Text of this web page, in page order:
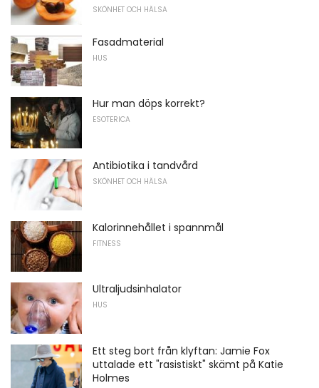
SKÖNHET OCH HÄLSA
Fasadmaterial
HUS
Hur man döps korrekt?
ESOTERICA
Antibiotika i tandvård
SKÖNHET OCH HÄLSA
Kalorinnehållet i spannmål
FITNESS
Ultraljudsinhalator
HUS
Ett steg bort från klyftan: Jamie Fox
uttalade ett "rasistiskt" skämt på Katie
Holmes